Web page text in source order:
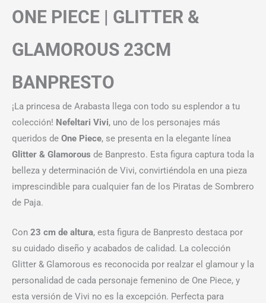
ONE PIECE | GLITTER &
GLAMOROUS 23CM
BANPRESTO
¡La princesa de Arabasta llega con todo su esplendor a tu
colección! Nefeltari Vivi, uno de los personajes más
queridos de One Piece, se presenta en la elegante línea
Glitter & Glamorous de Banpresto. Esta figura captura toda la
belleza y determinación de Vivi, convirtiéndola en una pieza
imprescindible para cualquier fan de los Piratas de Sombrero
de Paja.
Con 23 cm de altura, esta figura de Banpresto destaca por
su cuidado diseño y acabados de calidad. La colección
Glitter & Glamorous es reconocida por realzar el glamour y la
personalidad de cada personaje femenino de One Piece, y
esta versión de Vivi no es la excepción. Perfecta para